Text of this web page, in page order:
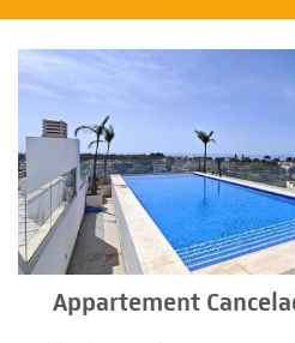
Appartement